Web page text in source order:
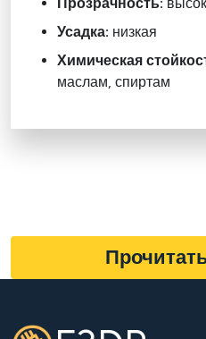
Усадка: низкая
Химическая
маслам, спиртам